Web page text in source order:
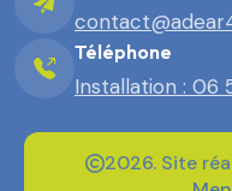
Téléphone
Installation : 06
2026. Site